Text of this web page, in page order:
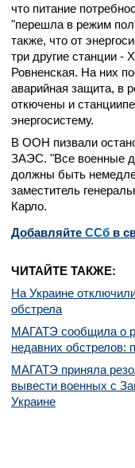
что питание
"перешла в режим
также, что от
три другие станции -
Ровненская. На них
аварийная защита, в
откючены и
энергосистему.
В ООН пизвали
ЗАЭС. "Все военные
должны быть
заместитель
Карло.
Добавляйте CСб в
ЧИТАЙТЕ ТАКЖЕ:
На Украине
обстрела
МАГАТЭ сообщила о
недавних обстрелов:
МАГАТЭ приняла
вывести военных с
Украине